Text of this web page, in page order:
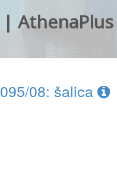
| AthenaPlus
08: šalica